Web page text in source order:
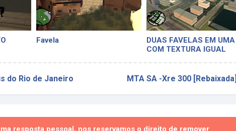
Favela
DUAS FAVELAS EM UMA
COM TEXTURA IGUAL
do Rio de Janeiro MTA SA -Xre 300 [Rebaixada]
resposta pessoal, nos reservamos o direito de remover